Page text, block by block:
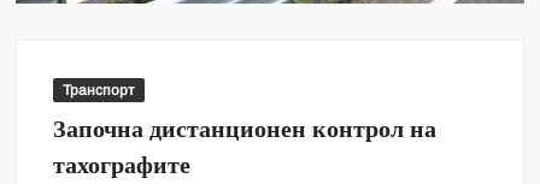
Транспорт
Започна дистанционен контрол на
тахографите